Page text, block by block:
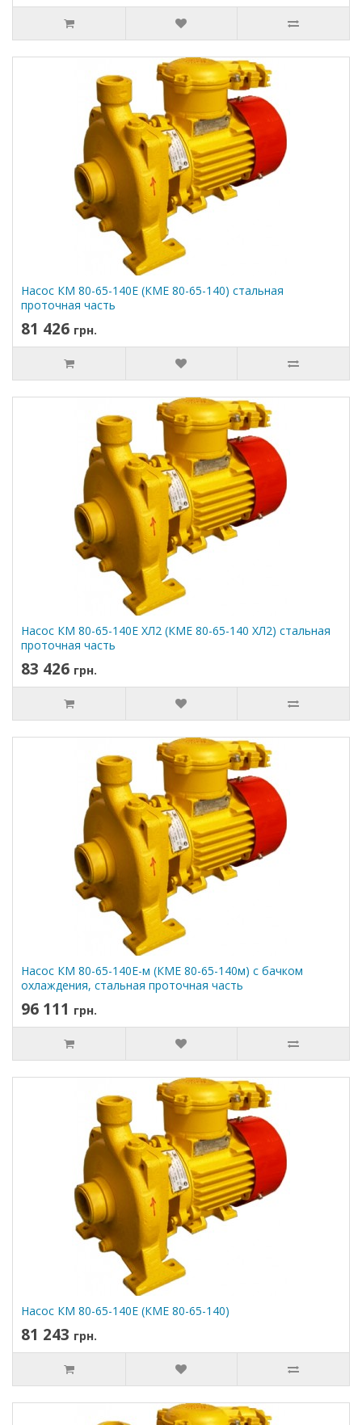
Насос КМ 80-65-140Е (КМЕ 80-65-140) стальная
проточная часть
81 426 грн.
Насос КМ 80-65-140Е ХЛ2 (КМЕ 80-65-140 ХЛ2) стальная
проточная часть
83 426 грн.
Насос КМ 80-65-140Е-м (КМЕ 80-65-140м) с бачком
охлаждения, стальная проточная часть
96 111 грн.
Насос КМ 80-65-140Е (КМЕ 80-65-140)
81 243 грн.